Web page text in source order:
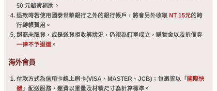
50 元郵資補助。
退款時若使用國泰世華銀行之外的銀行帳戶，將會另外收取 NT 15元的跨
行轉帳費用。
超商未取貨，或是送貨拒收等狀況，仍視為訂單成立，購物金以及折價劵
一律不予退還。
海外會員
付款方式為信用卡線上刷卡(VISA、MASTER、JCB)；包裹皆以「 國際快
遞」配送服務，運費以重量及材積尺寸為計算標準。